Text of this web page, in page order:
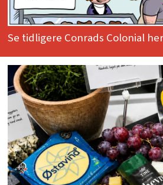
Se tidligere Conrads Colonial